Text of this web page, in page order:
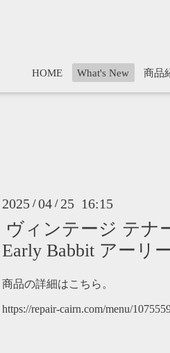
HOME What's New 商品
2025 /04 / 25 16:15
ヴィンテージ テナ
Early Babbit アーリ
商品の詳細はこちら。
https://repair-cairn.com/menu/